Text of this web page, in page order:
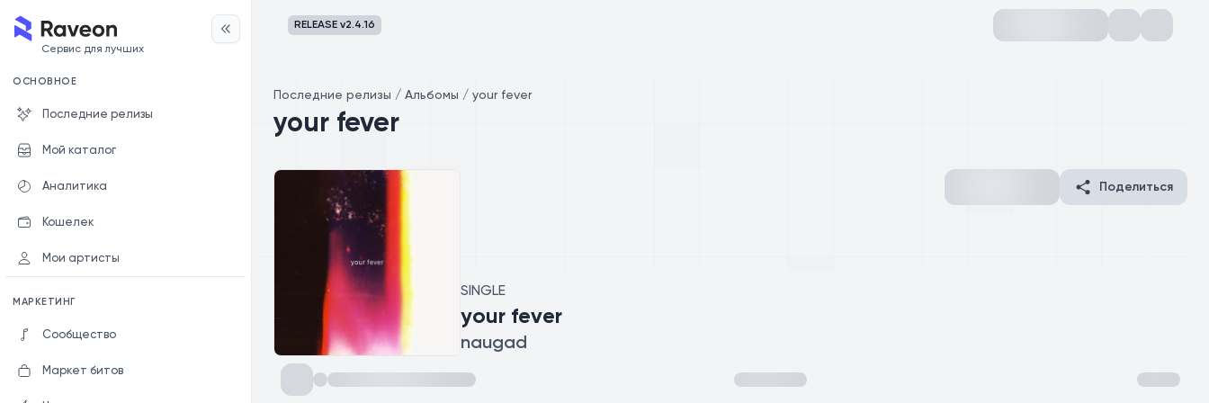
Сервис для лучших
ОСНОВНОЕ
Последние релизы
Мой каталог
Аналитика
Кошелек
Мои артисты
МАРКЕТИНГ
Сообщество
Маркет битов
RELEASE v2.4.16
Последние релизы / Альбомы / your fever
your fever
SINGLE
your fever
naugad
Поделиться